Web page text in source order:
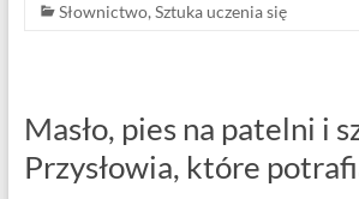
Słownictwo, Sztuka uczenia się
Masło, pies na patelni i
Przysłowia, które